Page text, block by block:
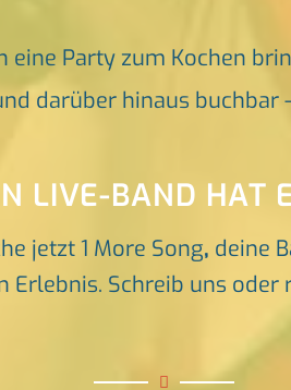
eine Party zum Kochen
darüber hinaus
LIVE-BAND HAT
jetzt 1 More Song, deine
Erlebnis. Schreib uns